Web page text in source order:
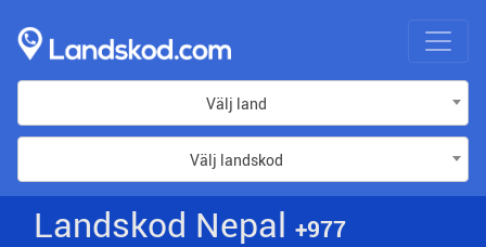
Välj land
Välj landskod
Landskod Nepal +977